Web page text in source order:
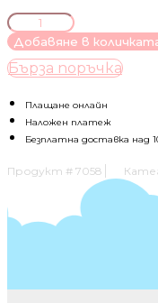
количество
за
Anex-
бебешка
2в1
Quant
Air:QN04
Добавяне в
Бърза поръчка
Плащане онлайн
Наложен платеж
Безплатна доставка над
Продукт # 7058